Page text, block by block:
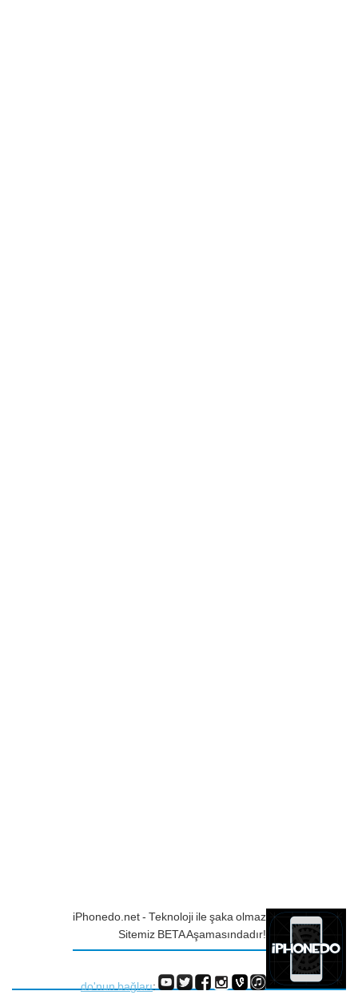
iPhonedo.net - Teknoloji ile şaka olmaz
Sitemiz BETA Aşamasındadır!
do'nun bağları: